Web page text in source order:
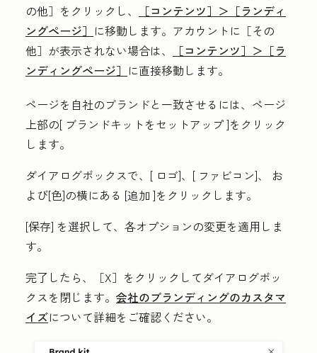
の他］をクリックし、
［コンテンツ］＞ ［ランディ
ングページ］ に移動します。アカウントに ［その
他］が表示されない場合は、
［コンテンツ］＞ ［ラ
ンディングページ］ に直接移動します。
ページを自社のブランドと一致させるには、ページ
上部の[ ブランドキットをセットアップ]をクリック
します。
ダイアログボックスで、[ ロゴ]、[ ファビコン]、 お
よび[色]の横にある [追加 ]をクリックします。
[保存] を選択して、各オプションの変更を適用しま
す。
完了したら、［X］をクリックしてダイアログボッ
クスを閉じます。 会社のブランディングのカスタマ
イズについて詳細をご確認ください。